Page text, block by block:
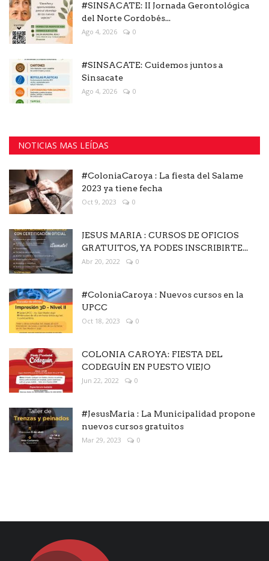
#SINSACATE: II Jornada Gerontológica
del Norte Cordobés...
Ago 4, 2026 0
#SINSACATE: Cuidemos juntos a
Sinsacate
Ago 4, 2026 0
NOTICIAS MAS LEÍDAS
#ColoniaCaroya : La fiesta del Salame
2023 ya tiene fecha
Oct 9, 2023 0
JESUS MARIA : CURSOS DE OFICIOS
GRATUITOS, YA PODES INSCRIBIRTE...
Abr 20, 2022 0
#ColoniaCaroya : Nuevos cursos en la
UPCC
Oct 18, 2023 0
COLONIA CAROYA: FIESTA DEL
CODEGUÍN EN PUESTO VIEJO
Jun 22, 2022 0
#JesusMaria : La Municipalidad propone
nuevos cursos gratuitos
Mar 29, 2023 0